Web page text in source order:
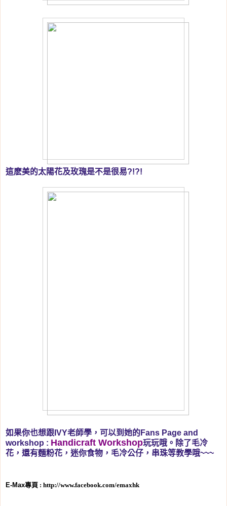
這麽美的太陽花及玫瑰是不是很易?!?!
如果你也想跟IVY老師學，可以到她的Fans Page and
workshop : Handicraft Workshop玩玩哦。除了毛冷
花，還有麵粉花，迷你食物，毛冷公仔，串珠等教學哦~~~
E-Max專頁 : http://www.facebook.com/emaxhk